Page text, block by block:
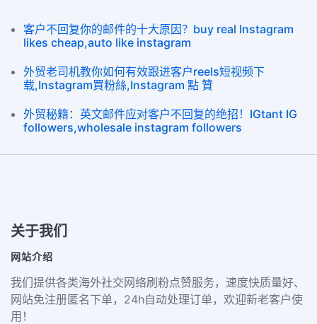
客户不回复你的邮件的十大原因？buy real Instagram
likes cheap,auto like instagram
外贸老司机教你如何有效跟进客户reels短视频下
载,Instagram買粉絲,Instagram 點 贊
外贸秘籍：英文邮件应对客户不回复的绝招！IGtant IG
followers,wholesale instagram followers
关于我们
网站介绍
我们提供各类海外社交网络刷粉点赞服务，速度快质量好、
网站免注册匿名下单，24h自动处理订单，欢迎新老客户使
用！